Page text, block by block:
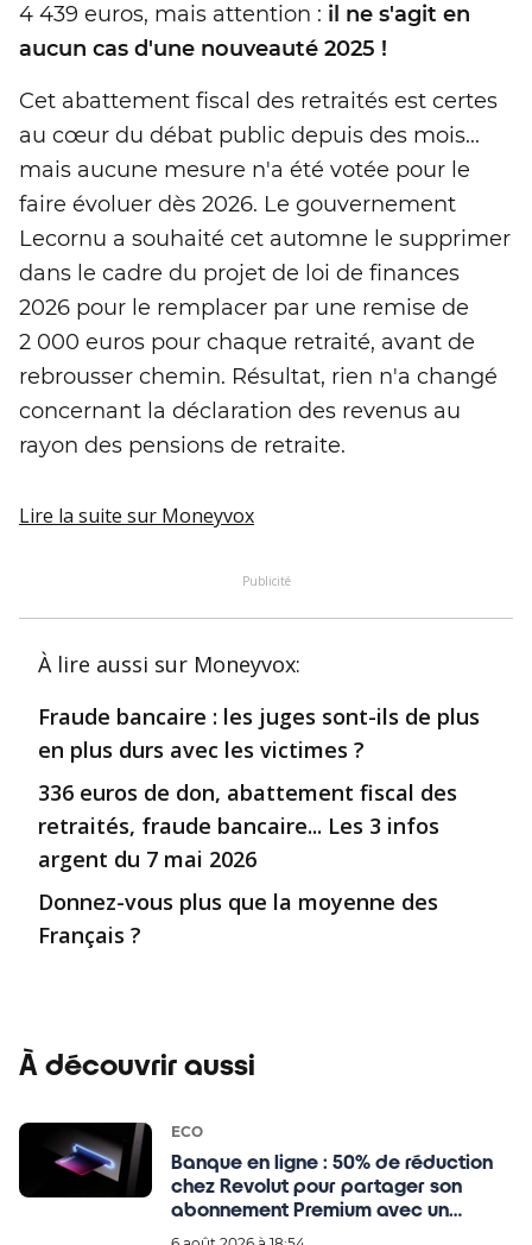
4 439 euros, mais attention : il ne s'agit en
aucun cas d'une nouveauté 2025 !
Cet abattement fiscal des retraités est certes
au cœur du débat public depuis des mois...
mais aucune mesure n'a été votée pour le
faire évoluer dès 2026. Le gouvernement
Lecornu a souhaité cet automne le supprimer
dans le cadre du projet de loi de finances
2026 pour le remplacer par une remise de
2 000 euros pour chaque retraité, avant de
rebrousser chemin. Résultat, rien n'a changé
concernant la déclaration des revenus au
rayon des pensions de retraite.
Lire la suite sur Moneyvox
Publicité
À lire aussi sur Moneyvox:
Fraude bancaire : les juges sont-ils de plus
en plus durs avec les victimes ?
336 euros de don, abattement fiscal des
retraités, fraude bancaire... Les 3 infos
argent du 7 mai 2026
Donnez-vous plus que la moyenne des
Français ?
À découvrir aussi
ECO
Banque en ligne : 50% de réduction
chez Revolut pour partager son
abonnement Premium avec un
proche